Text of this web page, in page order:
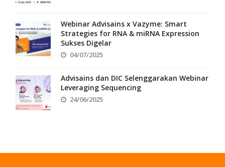
Webinar Advisains x Vazyme: Smart
Strategies for RNA & miRNA Expression
Sukses Digelar
04/07/2025
Advisains dan DIC Selenggarakan Webinar
Leveraging Sequencing
24/06/2025